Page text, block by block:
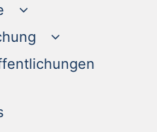
(current)